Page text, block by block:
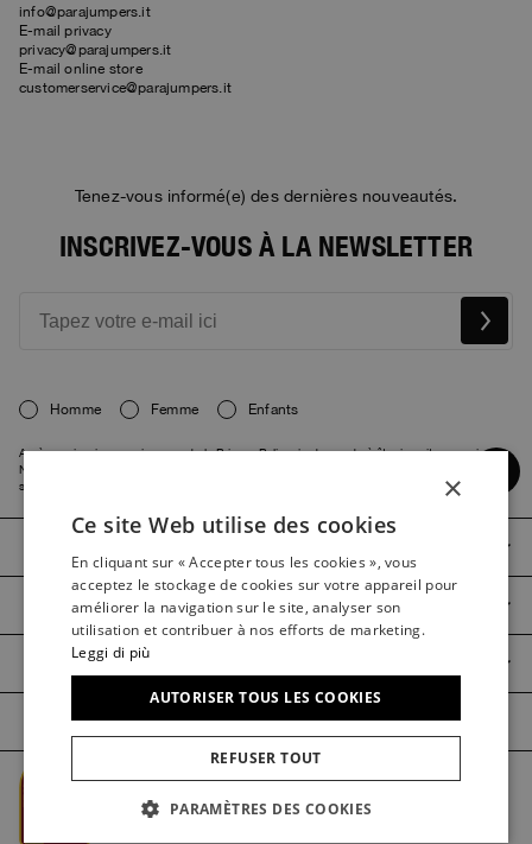
Doudounes Sans Manch
Maillots de Bain
Doudounes Sans Manch
Parkas
Wiggo Antonsen
Heidi Sevestre
Langue: FR
info@parajumpers.it
E-mail privacy
privacy@parajumpers.it
E-mail online store
customerservice@parajumpers.it
Tenez-vous informé(e) des dernières nouveautés.
INSCRIVEZ-VOUS À LA NEWSLETTER
Homme Femme Enfants
Après avoir pris connaissance de laPrivacy Policy, je demande à être inscrit au service de
Newsletter de Parajumpers S.p.A. contenant des informations sur les produits ou
services, ainsi qu’aux promotions ou invitations aux événements auxquels il participera.
SERVICE CLIENTS
Managed by The Level @2026 Parajumpers Spa
PRIVACY MENTIONS LÉGALES Credits
ENGLISH
×
Ce site Web utilise des cookies
En cliquant sur « Accepter tous les cookies », vous
acceptez le stockage de cookies sur votre appareil pour
améliorer la navigation sur le site, analyser son
utilisation et contribuer à nos efforts de marketing.
Leggi di più
AUTORISER TOUS LES COOKIES
REFUSER TOUT
PARAMÈTRES DES COOKIES